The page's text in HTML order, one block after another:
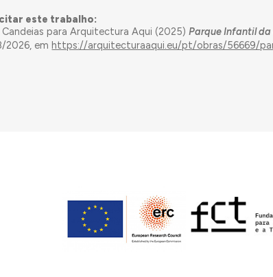
este trabalho:
Candeias para Arquitectura Aqui (2025)Parque Infantil da
2026, emhttps://arquitecturaaqui.eu/pt/obras/56669/